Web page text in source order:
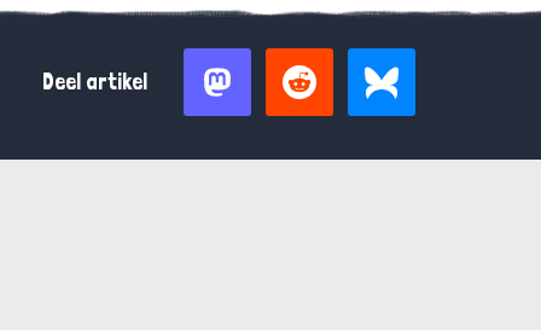
Deel artikel